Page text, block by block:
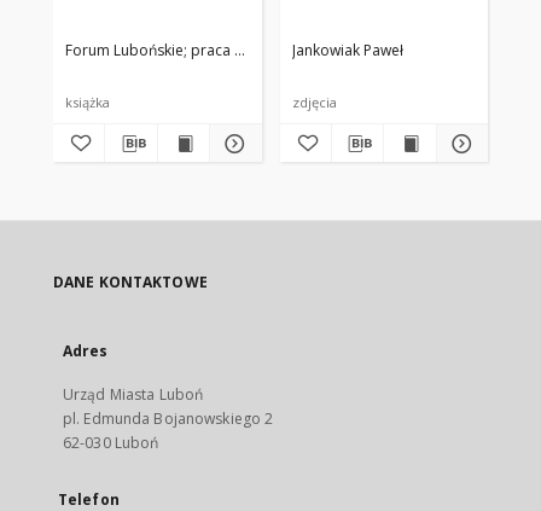
Forum Lubońskie praca zbiorowa pod red. Piotr P. Ruszkowski
książka
Jankowiak Paweł
zdjęcia
DANE KONTAKTOWE
Adres
Urząd Miasta Luboń
pl. Edmunda Bojanowskiego 2
62-030 Luboń
Telefon